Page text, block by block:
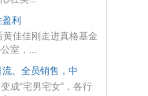
利
佳佳刚走进真格基金
室，...
、全员销售，中
成“宅男宅女”，各行